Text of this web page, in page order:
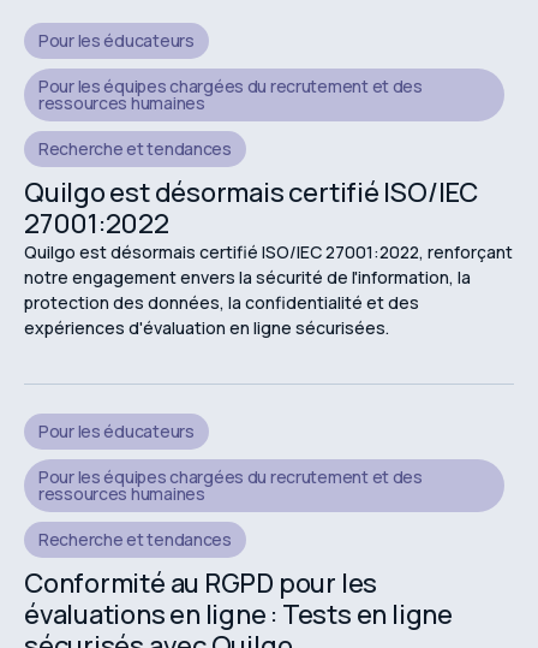
Pour les éducateurs
Pour les équipes chargées du recrutement et des
ressources humaines
Recherche et tendances
Quilgo est désormais certifié ISO/IEC
27001:2022
Quilgo est désormais certifié ISO/IEC 27001:2022, renforçant
notre engagement envers la sécurité de l'information, la
protection des données, la confidentialité et des
expériences d'évaluation en ligne sécurisées.
Pour les éducateurs
Pour les équipes chargées du recrutement et des
ressources humaines
Recherche et tendances
Conformité au RGPD pour les
évaluations en ligne : Tests en ligne